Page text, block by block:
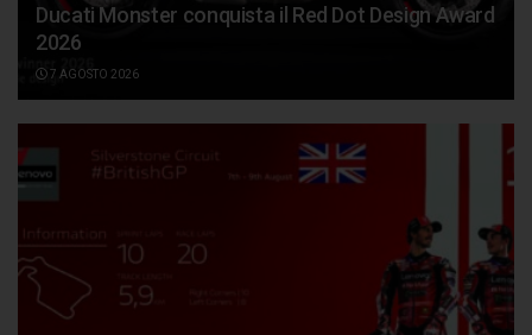
Ducati Monster conquista il Red Dot Design Award
2026
7 AGOSTO 2026